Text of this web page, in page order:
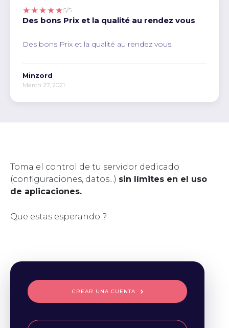
★★★★★5/5
Des bons Prix et la qualité au rendez vous
Des bons Prix et la qualité au rendez vous.
Minzord
March 27, 2021
Toma el control de tu servidor dedicado
(configuraciones, datos...) sin límites en el uso
de aplicaciones.
Que estas esperando ?
CREAR UNA CUENTA